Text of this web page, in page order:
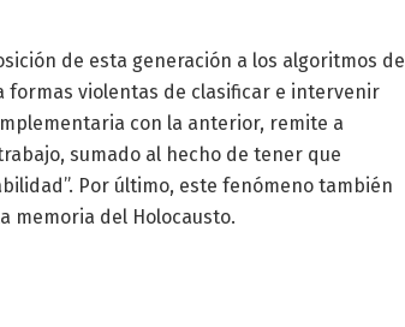
de esta generación a los algoritmos de
formas violentas de clasificar e intervenir
con la anterior, remite a
sumado al hecho de tener que
Por último, este fenómeno también
memoria del Holocausto.